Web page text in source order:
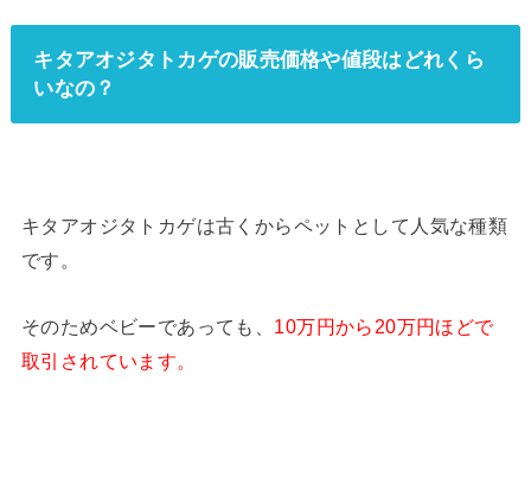
キタアオジタトカゲの販売価格や値段はどれくら
いなの？
キタアオジタトカゲは古くからペットとして人気な種類
です。
そのためベビーであっても、 10万円から20万円ほどで
取引されています。